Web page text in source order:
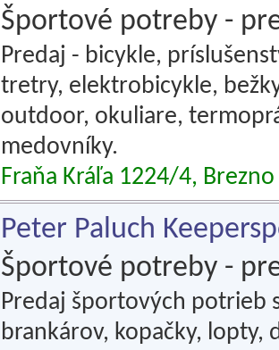
Športové potreby -
Predaj - bicykle,
tretry, elektrobicykle,
outdoor, okuliare,
medovníky.
Fraňa Kráľa 1224/4, Brezno
Peter Paluch
Športové potreby -
Predaj športových potrieb
brankárov, kopačky, lopty,